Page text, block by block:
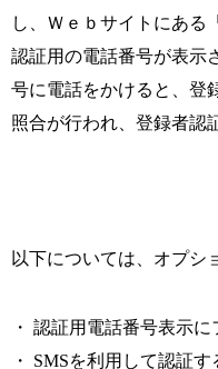
し、Ｗｅｂサイトにある
認証用の電話番号が表示
号に電話をかけると、登
照合が行われ、登録者認
以下については、オプシ
・ 認証用電話番号表示
・ SMSを利用して認証す